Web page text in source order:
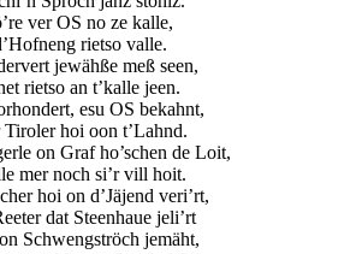
ver OS no ze kalle,
rietso valle.
jewähße meß seen,
rietso an t’kalle jeen.
esu OS bekahnt,
hoi oon t’Lahnd.
on Graf ho’schen de Loit,
mer noch si’r vill hoit.
hoi on d’Jäjend veri’rt,
dat Steenhaue jeli’rt
Schwengströch jemäht,